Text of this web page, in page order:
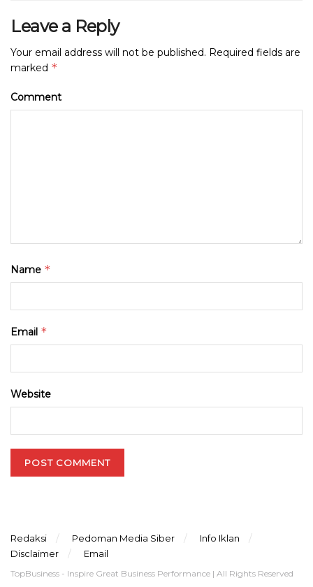
Leave a Reply
Your email address will not be published. Required fields are
marked *
Comment
Name *
Email *
Website
Redaksi Pedoman Media Siber
Info Iklan
Disclaimer
Email
TopBusiness - Inspire Great Business Performance | All Rights Reserved